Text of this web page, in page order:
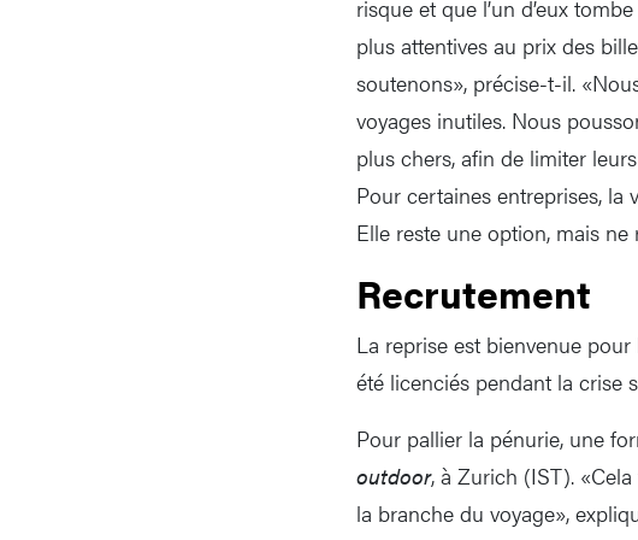
risque et que l’un d’eux
plus attentives au prix des
soutenons», précise-t-il.
voyages inutiles. Nous
plus chers, afin de limiter
Pour certaines entreprises, la
Elle reste une option, mais
Recrutement
La reprise est bienvenue
été licenciés pendant la crise
Pour pallier la pénurie, une
outdoor, à Zurich (IST).
la branche du voyage»,